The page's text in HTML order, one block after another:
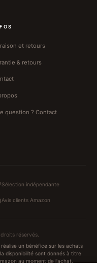
et retours
& retours
question ? Contact
Sélection indépendante
Avis clients Amazon
réservés.
un bénéfice sur les achats
disponibilité sont donnés à titre
au moment de l'achat.